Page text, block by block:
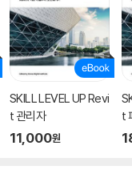
SKILL LEVEL UP Revi
t 관리자
11,000원
t